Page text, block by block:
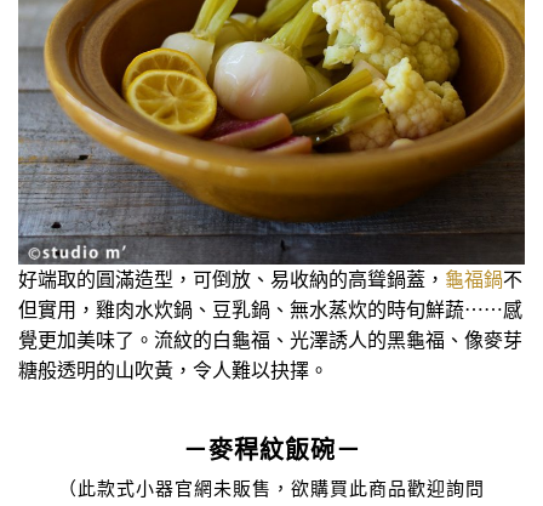
好端取的圓滿造型，可倒放、易收納的高聳鍋蓋， 龜福鍋不
但實用，雞肉水炊鍋、豆乳鍋、無水蒸炊的時旬鮮蔬⋯⋯感
覺更加美味了。流紋的白龜福、光澤誘人的黑龜福、像麥芽
糖般透明的山吹黃，令人難以抉擇。
－麥稈紋飯碗－
（此款式小器官網未販售，欲購買此商品歡迎詢問